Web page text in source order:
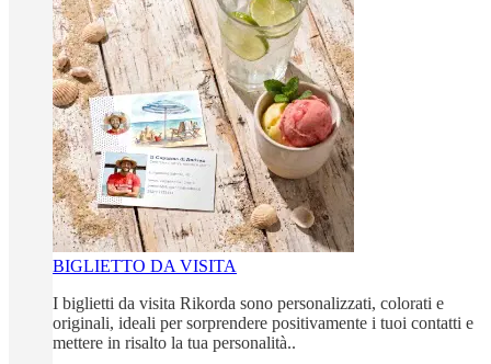
BIGLIETTO DA VISITA
I biglietti da visita Rikorda sono personalizzati, colorati e
originali, ideali per sorprendere positivamente i tuoi contatti e
mettere in risalto la tua personalità..